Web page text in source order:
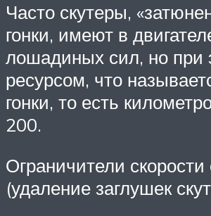
Часто скутеры,
гонки, имеют в
лошадиных сил, но при
ресурсом, что
гонки, то есть
200.
Ограничители скорости
(удаление заглушек